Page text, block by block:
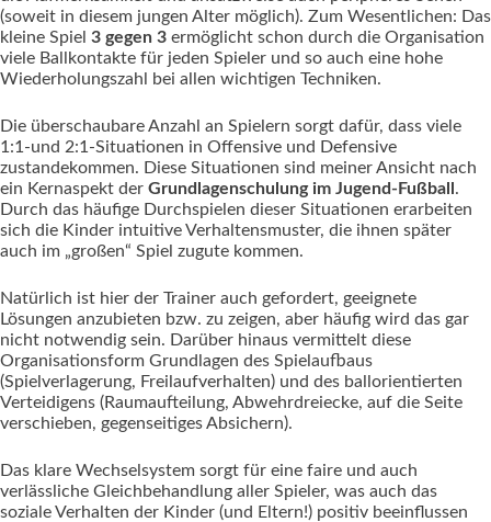
(soweit in diesem jungen Alter möglich). Zum Wesentlichen: Das
kleine Spiel 3 gegen 3 ermöglicht schon durch die Organisation
viele Ballkontakte für jeden Spieler und so auch eine hohe
Wiederholungszahl bei allen wichtigen Techniken.
Die überschaubare Anzahl an Spielern sorgt dafür, dass viele
1:1-und 2:1-Situationen in Offensive und Defensive
zustandekommen. Diese Situationen sind meiner Ansicht nach
ein Kernaspekt der Grundlagenschulung im Jugend-Fußball .
Durch das häufige Durchspielen dieser Situationen erarbeiten
sich die Kinder intuitive Verhaltensmuster, die ihnen später
auch im „großen“ Spiel zugute kommen.
Natürlich ist hier der Trainer auch gefordert, geeignete
Lösungen anzubieten bzw. zu zeigen, aber häufig wird das gar
nicht notwendig sein. Darüber hinaus vermittelt diese
Organisationsform Grundlagen des Spielaufbaus
(Spielverlagerung, Freilaufverhalten) und des ballorientierten
Verteidigens (Raumaufteilung, Abwehrdreiecke, auf die Seite
verschieben, gegenseitiges Absichern).
Das klare Wechselsystem sorgt für eine faire und auch
verlässliche Gleichbehandlung aller Spieler, was auch das
soziale Verhalten der Kinder (und Eltern!) positiv beeinflussen